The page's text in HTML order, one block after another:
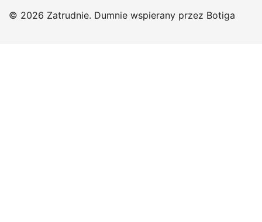
© 2026 Zatrudnie. Dumnie wspierany przez Botiga